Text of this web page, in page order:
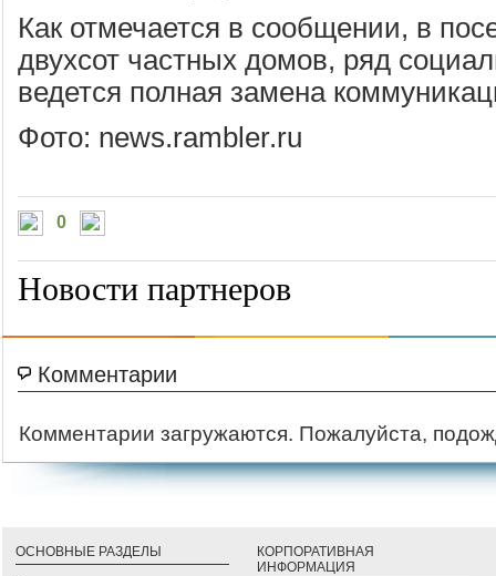
Как отмечается в сообщении, в
двухсот частных домов, ряд
ведется полная замена
Фото: news.rambler.ru
0
Новости партнеров
Комментарии
Комментарии загружаются. Пожалуйста,
ОСНОВНЫЕ РАЗДЕЛЫ
КОРПОРАТИВНАЯ
ИНФОРМАЦИЯ